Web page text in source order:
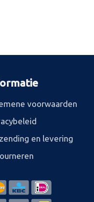
voorwaarden
en levering